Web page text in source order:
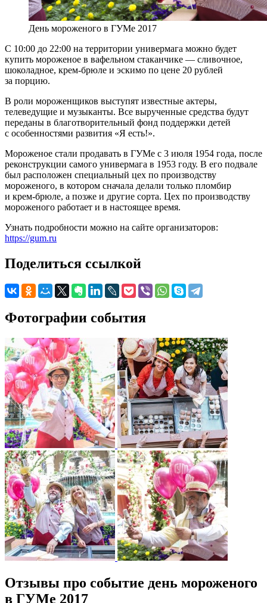
День мороженого в ГУМе 2017
С 10:00 до 22:00 на территории универмага можно будет
купить мороженое в вафельном стаканчике — сливочное,
шоколадное, крем-брюле и эскимо по цене 20 рублей
за порцию.
В роли мороженщиков выступят известные актеры,
телеведущие и музыканты. Все вырученные средства будут
переданы в благотворительный фонд поддержки детей
с особенностями развития «Я есть!».
Мороженое стали продавать в ГУМе с 3 июля 1954 года, после
реконструкции самого универмага в 1953 году. В его подвале
был расположен специальный цех по производству
мороженого, в котором сначала делали только пломбир
и крем-брюле, а позже и другие сорта. Цех по производству
мороженого работает и в настоящее время.
Узнать подробности можно на сайте организаторов:
https://gum.ru
Поделиться ссылкой
Фотографии события
Отзывы про событие день мороженого
в ГУМе 2017